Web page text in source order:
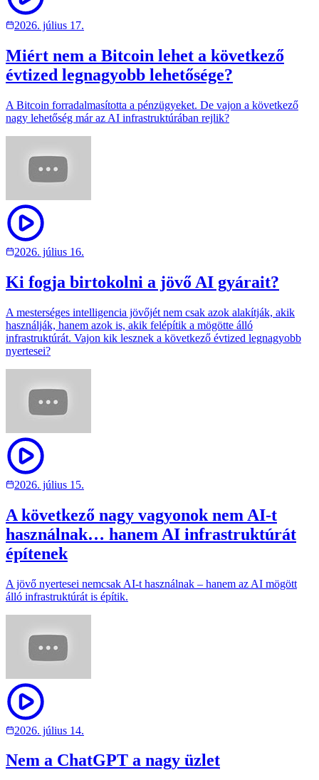
2026. július 17.
Miért nem a Bitcoin lehet a következő
évtized legnagyobb lehetősége?
A Bitcoin forradalmasította a pénzügyeket. De vajon a következő
nagy lehetőség már az AI infrastruktúrában rejlik?
2026. július 16.
Ki fogja birtokolni a jövő AI gyárait?
A mesterséges intelligencia jövőjét nem csak azok alakítják, akik
használják, hanem azok is, akik felépítik a mögötte álló
infrastruktúrát. Vajon kik lesznek a következő évtized legnagyobb
nyertesei?
2026. július 15.
A következő nagy vagyonok nem AI-t
használnak… hanem AI infrastruktúrát
építenek
A jövő nyertesei nemcsak AI-t használnak – hanem az AI mögött
álló infrastruktúrát is építik.
2026. július 14.
Nem a ChatGPT a nagy üzlet